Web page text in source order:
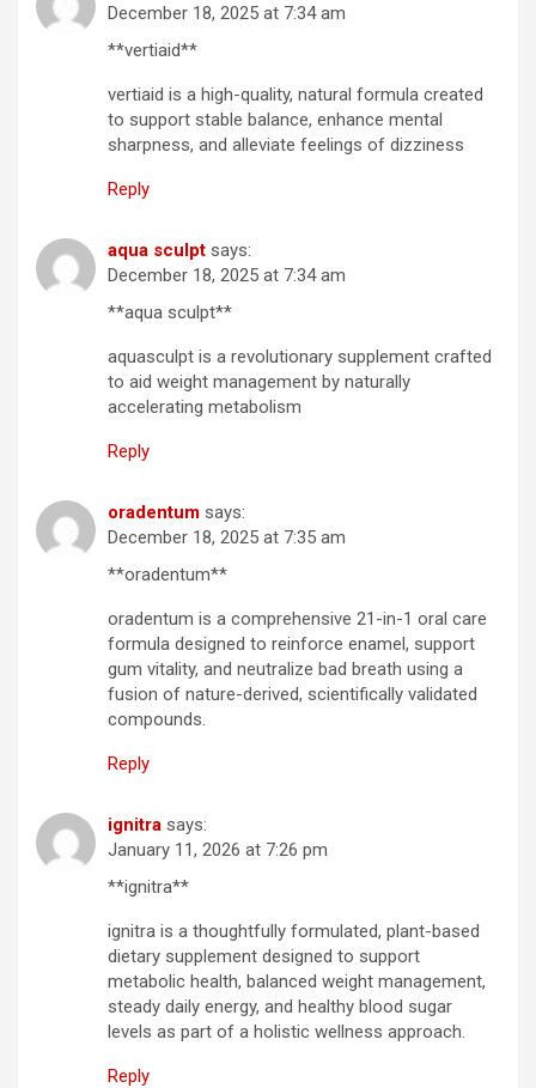
December 18, 2025 at 7:34 am
**vertiaid**
vertiaid is a high-quality, natural formula created
to support stable balance, enhance mental
sharpness, and alleviate feelings of dizziness
Reply
aqua sculpt says:
December 18, 2025 at 7:34 am
**aqua sculpt**
aquasculpt is a revolutionary supplement crafted
to aid weight management by naturally
accelerating metabolism
Reply
oradentum says:
December 18, 2025 at 7:35 am
**oradentum**
oradentum is a comprehensive 21-in-1 oral care
formula designed to reinforce enamel, support
gum vitality, and neutralize bad breath using a
fusion of nature-derived, scientifically validated
compounds.
Reply
ignitra says:
January 11, 2026 at 7:26 pm
**ignitra**
ignitra is a thoughtfully formulated, plant-based
dietary supplement designed to support
metabolic health, balanced weight management,
steady daily energy, and healthy blood sugar
levels as part of a holistic wellness approach.
Reply